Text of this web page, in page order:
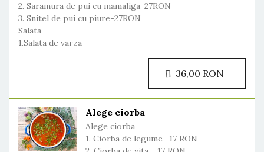
2. Saramura de pui cu mamaliga-27RON
3. Snitel de pui cu piure-27RON
Salata
1.Salata de varza
Alege ciorba
Alege ciorba
1. Ciorba de legume -17 RON